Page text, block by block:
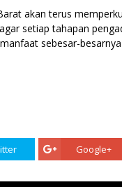
akan terus
setiap tahapan
sebesar-
Google+